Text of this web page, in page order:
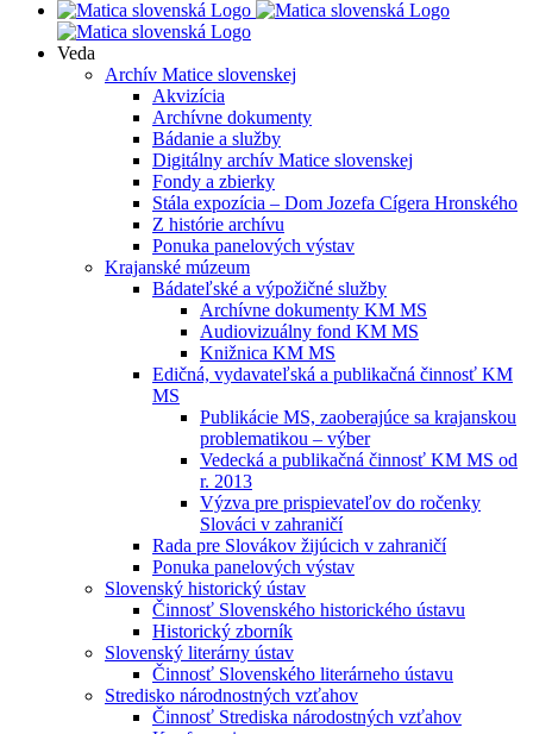
Veda
Archív Matice slovenskej
Akvizícia
Archívne dokumenty
Bádanie a služby
Digitálny archív Matice slovenskej
Fondy a zbierky
Stála expozícia – Dom Jozefa Cígera Hronského
Z histórie archívu
Ponuka panelových výstav
Krajanské múzeum
Bádateľské a výpožičné služby
Archívne dokumenty KM MS
Audiovizuálny fond KM MS
Knižnica KM MS
Edičná, vydavateľská a publikačná činnosť KM
MS
Publikácie MS, zaoberajúce sa krajanskou
problematikou – výber
Vedecká a publikačná činnosť KM MS od
r. 2013
Výzva pre prispievateľov do ročenky
Slováci v zahraničí
Rada pre Slovákov žijúcich v zahraničí
Ponuka panelových výstav
Slovenský historický ústav
Činnosť Slovenského historického ústavu
Historický zborník
Slovenský literárny ústav
Činnosť Slovenského literárneho ústavu
Stredisko národnostných vzťahov
Činnosť Strediska národostných vzťahov